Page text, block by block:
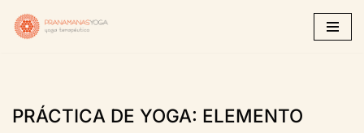
Saltar
PRÁCTICA DE YOGA: ELEMENTO